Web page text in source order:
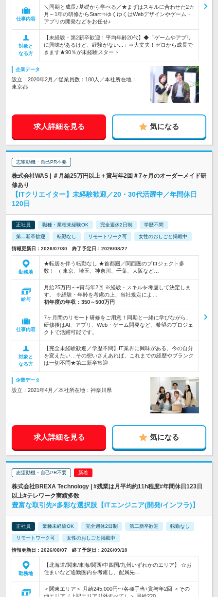
仕事内容
＼同期と成長♪基礎から学べる／★まずはスキルに合わせた2カ
月～1年の研修からStart⇒ゆくゆくはWebデザインやゲーム・
アプリの開発などをお任せ♪
対象と
なる方
【未経験・第2新卒歓迎！平均年齢20代】◆「ゲームやアプリ
に興味があるけど、経験がない...」⇒大丈夫！ゼロから成長で
きます★90％が未経験スタート
企業データ
設立：2020年2月／従業員数：180人／本社所在地：
東京都
求人詳細を見る 気になる
志望動機・自己PR不要
株式会社WAS | ＃月給25万円以上＋賞与年2回＃7ヶ月のオーダーメイド研
修あり
【ITクリエイター】未経験歓迎／20・30代活躍中／年間休日
120日
正社員 職種・業種未経験OK 完全週休2日制 学歴不問
第二新卒歓迎 転勤なし リモートワーク可 女性のおしごと掲載中
情報更新日：2026/07/30 終了予定日：2026/08/27
勤務地
★転居を伴う転勤なし ★首都圏／関西圏のプロジェクト多
数！ （ 東京、埼玉、神奈川、千葉、大阪など…
給与
月給25万円～+賞与年2回 ※経験・スキルを考慮して決定しま
す。 ※経験・年齢を考慮の上、当社規定によ…
初年度の年収： 350～500万円
仕事内容
7ヶ月間のリモート研修をご用意！同期と一緒に学びながら、
研修後はAI、アプリ、Web・ゲーム開発など、希望のプロジェ
クトで活躍可能です。
対象と
なる方
【完全未経験歓迎／学歴不問】IT業界に興味がある、今の自分
を変えたい…その想いさえあれば、これまでの経歴やブランク
は一切不問★第二新卒歓迎
企業データ
設立：2021年4月／本社所在地：神奈川県
求人詳細を見る 気になる
志望動機・自己PR不要
株式会社BREXA Technology | #残業は月平均約11h程度#年間休日123日
以上#テレワーク実績多数
豊富な取引先×多彩な選択肢【ITエンジニア(開発/インフラ)】
正社員 業種未経験OK 完全週休2日制 第二新卒歓迎 転勤なし
リモートワーク可 女性のおしごと掲載中
情報更新日：2026/08/07 終了予定日：2026/09/10
勤務地
【北海道/関東/東海/関西/中四国/九州いずれかのエリア】 ☆お
住まいなど通勤圏内を考慮し、配属先…
＜関東エリア＞ 月給245,000円~+各種手当+賞与年2回 ＜その